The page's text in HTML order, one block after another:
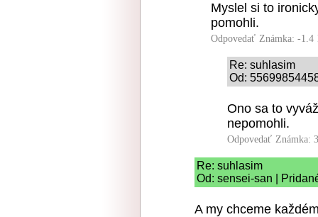
Myslel si to
pomohli.
Odpovedať Známka: -1.4
Re: suhlasim
Od:
Ono sa to
nepomohli.
Odpovedať Známka:
Re: suhlasim
Od: sensei-san |
A my chceme